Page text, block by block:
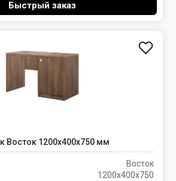
Быстрый заказ
Восток 1200х400х750 мм
Восток
1200х400х750